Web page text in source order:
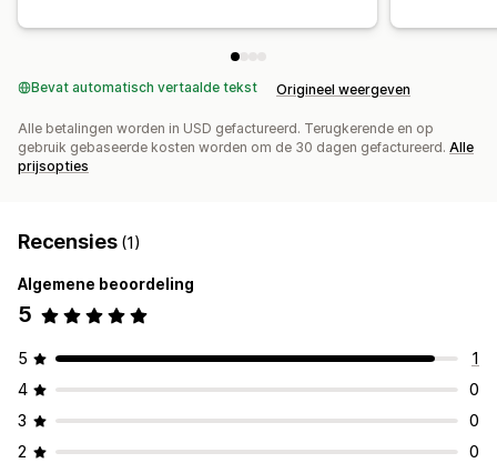
Bevat automatisch vertaalde tekst Origineel weergeven
Alle betalingen worden in USD gefactureerd. Terugkerende en op
gebruik gebaseerde kosten worden om de 30 dagen gefactureerd. Alle
prijsopties
Recensies (1)
Algemene beoordeling
5
5
1
4
0
3
0
2
0